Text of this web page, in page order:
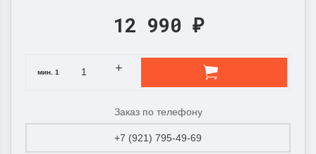
12 990 ₽
мин.1
Заказ по телефону
+7 (921) 795-49-69